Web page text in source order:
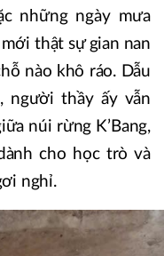
những ngày mưa
thật sự gian nan
nào khô ráo. Dẫu
người thầy ấy vẫn
núi rừng K’Bang,
cho học trò và
nghỉ.